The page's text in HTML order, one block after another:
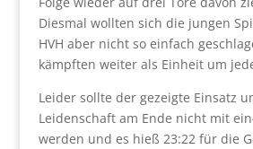
Diesmal wollten sich die jungen
HVH aber nicht so einfach
kämpften weiter als Einheit um
Leider sollte der gezeigte Einsatz
Leidenschaft am Ende nicht mit
werden und es hieß 23:22 für die